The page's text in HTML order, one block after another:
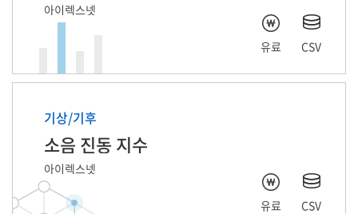
아이렉스넷
유료 CSV
기상/기후
소음 진동 지수
아이렉스넷
유료 CSV